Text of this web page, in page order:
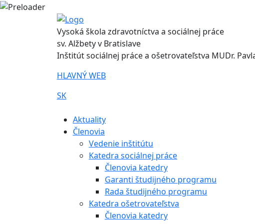
Vysoká škola zdravotníctva a sociálnej práce
sv. Alžbety v Bratislave
Inštitút sociálnej práce a ošetrovateľstva MUDr.
HLAVNÝ WEB
SK
Aktuality
Členovia
Vedenie inštitútu
Katedra sociálnej práce
Členovia katedry
Garanti študijného programu
Rada študijného programu
Katedra ošetrovateľstva
Členovia katedry